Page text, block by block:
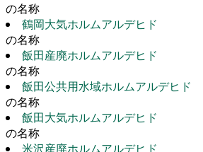
の名称
鶴岡大気ホルムアルデヒド
の名称
飯田産廃ホルムアルデヒド
の名称
飯田公共用水域ホルムアルデヒド
の名称
飯田大気ホルムアルデヒド
の名称
米沢産廃ホルムアルデヒド